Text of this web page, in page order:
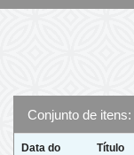
Conjunto de itens:
Data do
Título